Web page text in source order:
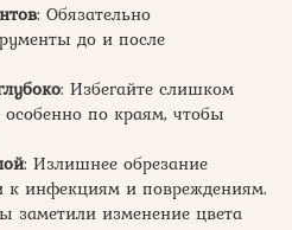
: Обязательно
до и после
: Избегайте слишком
по краям, чтобы
: Излишнее обрезание
к инфекциям и повреждениям.
заметили изменение цвета